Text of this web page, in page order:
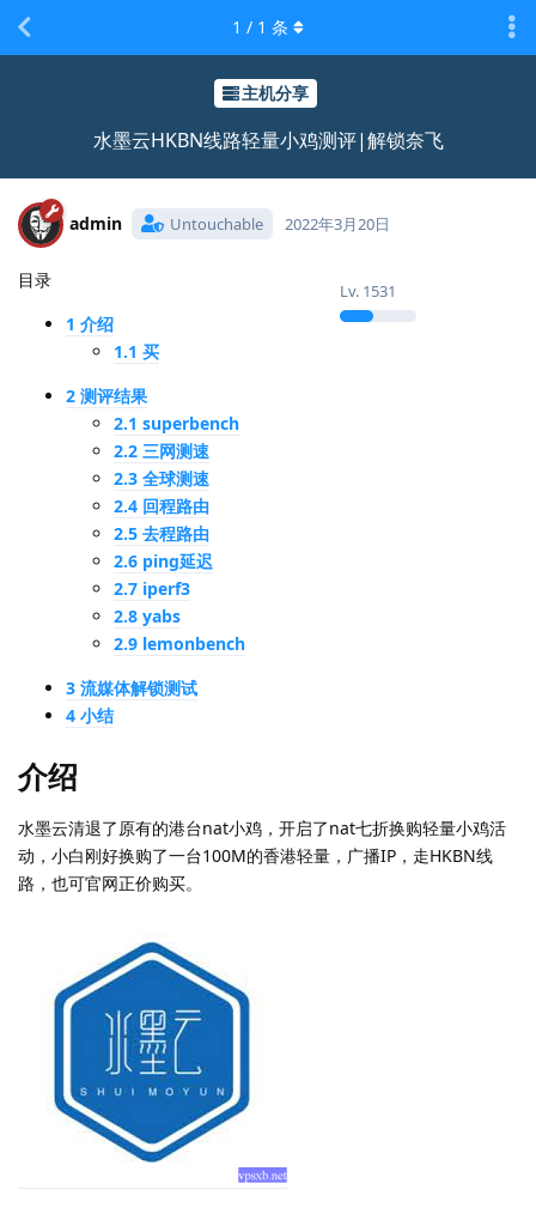
主机分享
水墨云HKBN线路轻量小鸡测评|解锁奈飞
1 / 1 条
admin Untouchable
Lv. 1531
2022年3月20日
目录
1 介绍
1.1 买
2 测评结果
2.1 superbench
2.2 三网测速
2.3 全球测速
2.4 回程路由
2.5 去程路由
2.6 ping延迟
2.7 iperf3
2.8 yabs
2.9 lemonbench
3 流媒体解锁测试
4 小结
介绍
水墨云清退了原有的港台nat小鸡，开启了nat七折换购轻量小鸡活
动，小白刚好换购了一台100M的香港轻量，广播IP，走HKBN线
路，也可官网正价购买。